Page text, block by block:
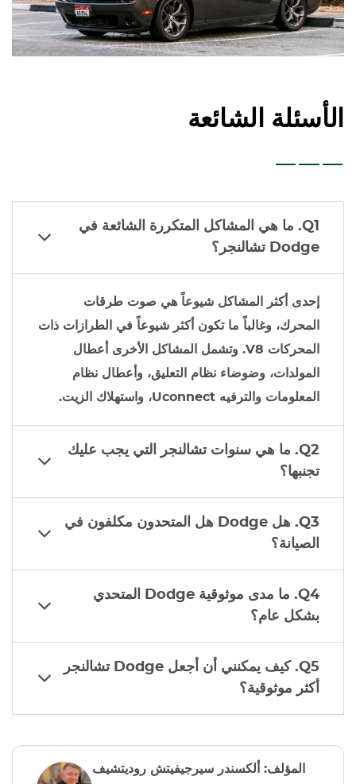
الأسئلة الشائعة
Q1. ما هي المشاكل المتكررة الشائعة في
Dodge تشالنجر؟
إحدى أكثر المشاكل شيوعاً هي صوت طرقات
المحرك، وغالباً ما تكون أكثر شيوعاً في الطرازات ذات
المحركات V8. وتشمل المشاكل الأخرى أعطال
المولدات، وضوضاء نظام التعليق، وأعطال نظام
المعلومات والترفيه Uconnect، واستهلاك الزيت.
Q2. ما هي سنوات تشالنجر التي يجب عليك
تجنبها؟
Q3. هل Dodge هل المتحدون مكلفون في
الصيانة؟
Q4. ما مدى موثوقية Dodge
المتحدي
بشكل عام؟
Q5. كيف يمكنني أن أجعل Dodge تشالنجر
أكثر موثوقية؟
المؤلف: ألكسندر سيرجيفيتش روديتشيف